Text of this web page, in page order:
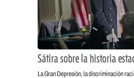
Sátira sobre la historia
La Gran Depresión, la discriminación